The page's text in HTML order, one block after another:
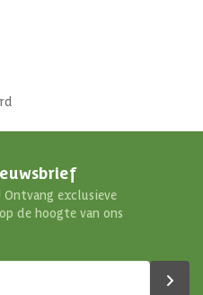
Geverfd
Geschaafd
205 cm
exclusieve
de hoogte van ons